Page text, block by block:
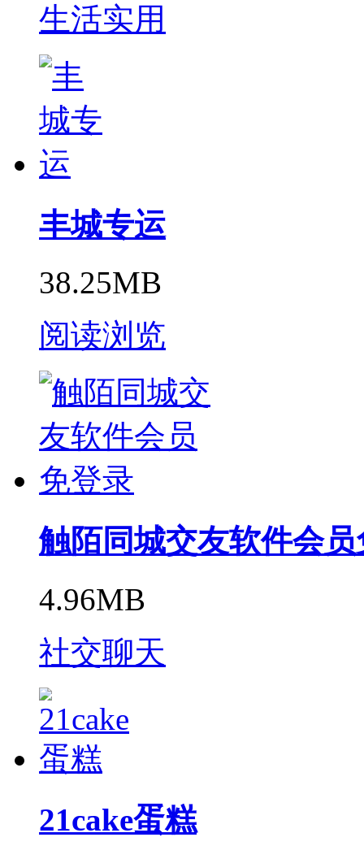
生活实用
丰城专运
38.25MB
阅读浏览
触陌同城交友软件会
4.96MB
社交聊天
21cake蛋糕